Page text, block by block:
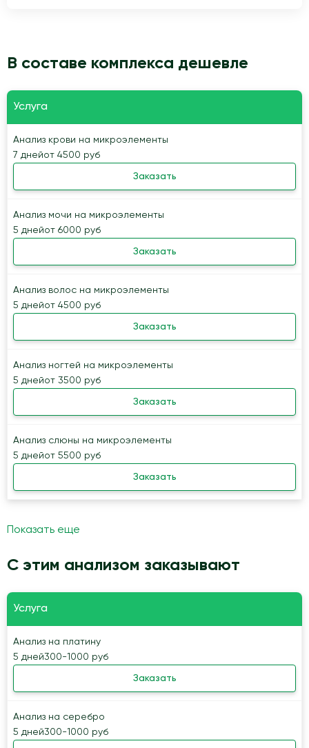
В составе комплекса дешевле
Услуга
Анализ крови на микроэлементы
7 днейот 4500 руб
Заказать
Анализ мочи на микроэлементы
5 днейот 6000 руб
Заказать
Анализ волос на микроэлементы
5 днейот 4500 руб
Заказать
Анализ ногтей на микроэлементы
5 днейот 3500 руб
Заказать
Анализ слюны на микроэлементы
5 днейот 5500 руб
Заказать
Показать еще
С этим анализом заказывают
Услуга
Анализ на платину
5 дней300-1000 руб
Заказать
Анализ на серебро
5 дней300-1000 руб